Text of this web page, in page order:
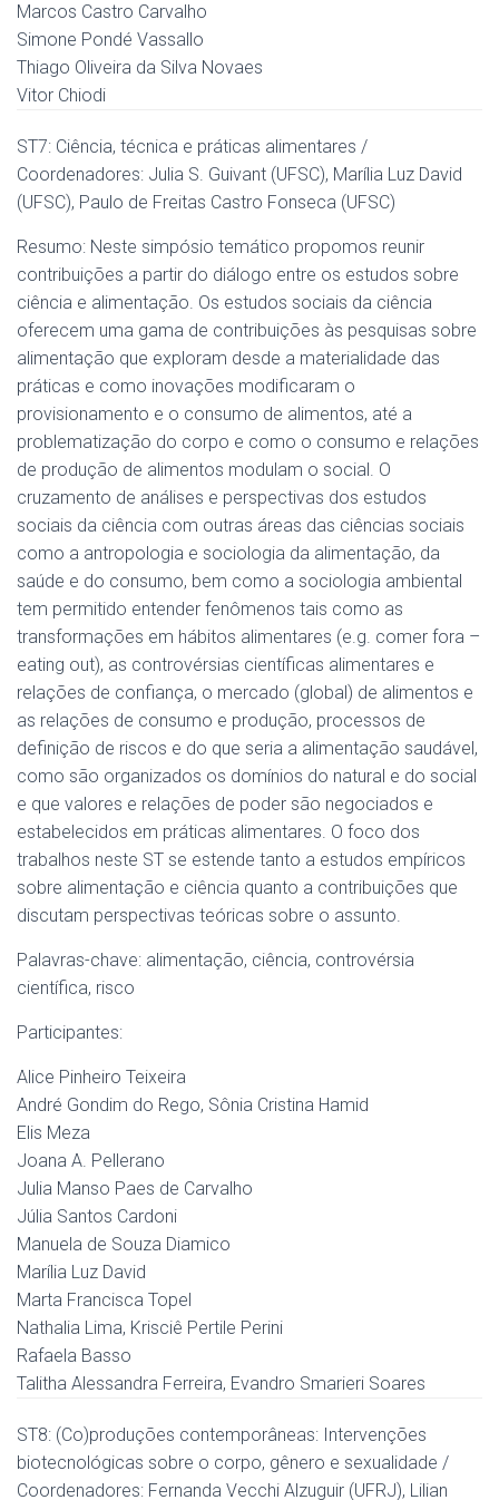
Marcos Castro Carvalho
Simone Pondé Vassallo
Thiago Oliveira da Silva Novaes
Vitor Chiodi
ST7: Ciência, técnica e práticas alimentares /
Coordenadores: Julia S. Guivant (UFSC), Marília Luz David
(UFSC), Paulo de Freitas Castro Fonseca (UFSC)
Resumo: Neste simpósio temático propomos reunir
contribuições a partir do diálogo entre os estudos sobre
ciência e alimentação. Os estudos sociais da ciência
oferecem uma gama de contribuições às pesquisas sobre
alimentação que exploram desde a materialidade das
práticas e como inovações modificaram o
provisionamento e o consumo de alimentos, até a
problematização do corpo e como o consumo e relações
de produção de alimentos modulam o social. O
cruzamento de análises e perspectivas dos estudos
sociais da ciência com outras áreas das ciências sociais
como a antropologia e sociologia da alimentação, da
saúde e do consumo, bem como a sociologia ambiental
tem permitido entender fenômenos tais como as
transformações em hábitos alimentares (e.g. comer fora –
eating out), as controvérsias científicas alimentares e
relações de confiança, o mercado (global) de alimentos e
as relações de consumo e produção, processos de
definição de riscos e do que seria a alimentação saudável,
como são organizados os domínios do natural e do social
e que valores e relações de poder são negociados e
estabelecidos em práticas alimentares. O foco dos
trabalhos neste ST se estende tanto a estudos empíricos
sobre alimentação e ciência quanto a contribuições que
discutam perspectivas teóricas sobre o assunto.
Palavras-chave: alimentação, ciência, controvérsia
científica, risco
Participantes:
Alice Pinheiro Teixeira
André Gondim do Rego, Sônia Cristina Hamid
Elis Meza
Joana A. Pellerano
Julia Manso Paes de Carvalho
Júlia Santos Cardoni
Manuela de Souza Diamico
Marília Luz David
Marta Francisca Topel
Nathalia Lima, Krisciê Pertile Perini
Rafaela Basso
Talitha Alessandra Ferreira, Evandro Smarieri Soares
ST8: (Co)produções contemporâneas: Intervenções
biotecnológicas sobre o corpo, gênero e sexualidade /
Coordenadores: Fernanda Vecchi Alzuguir (UFRJ), Lilian